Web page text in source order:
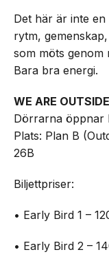
Det här är inte
rytm,
som möts genom
Bara bra energi.
WE ARE OUTSIDE
Dörrarna öppnar
Plats: Plan B
26B
Biljettpriser:
• Early Bird 1 –
• Early Bird 2 –